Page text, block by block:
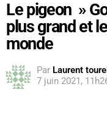
Le pigeon »
plus grand et
monde
Par Laurent
7 juin 2021,